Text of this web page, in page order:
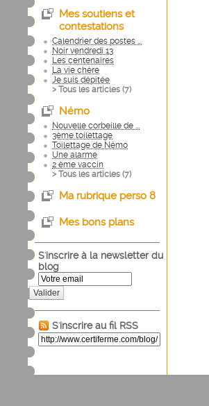
Mes soutiens et
contestations
Calendrier des postes ...
Noir vendredi 13
Les centenaires
La vie chère
Je suis dépitée
> Tous les articles (7)
Némo
Nouvelle corbeille de ...
3ème toilettage
Toilettage de Némo
Une alarme
2 ème vaccin
> Tous les articles (7)
Ma rubrique perso 8
Mes bons plans
S'inscrire à la newsletter du
blog
Valider
S'inscrire au fil RSS